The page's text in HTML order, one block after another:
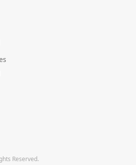
Reserved.